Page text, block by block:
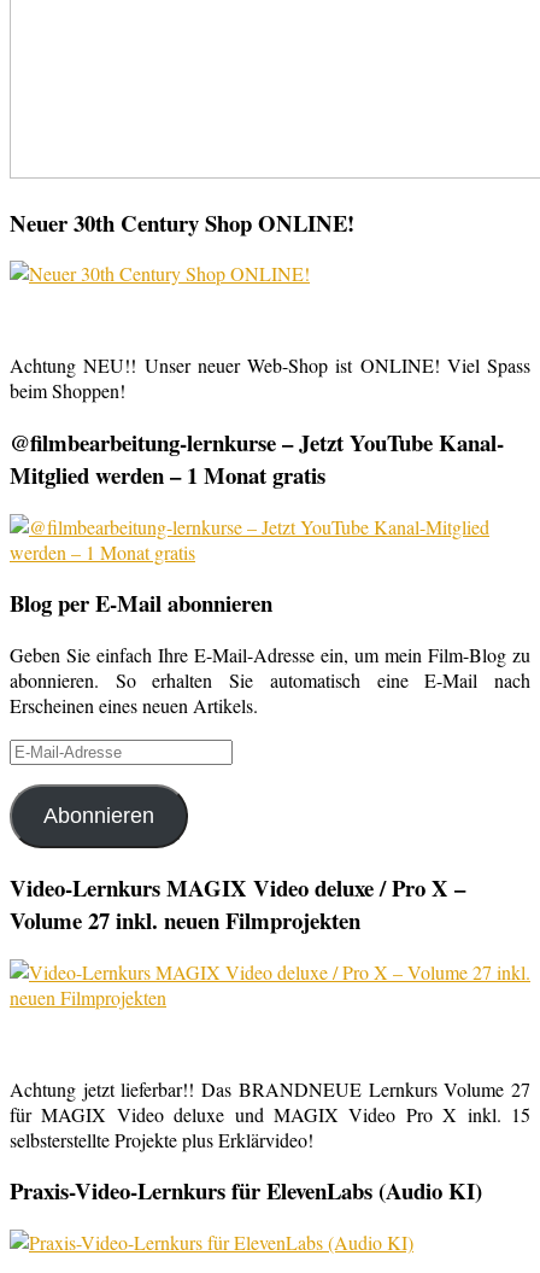
Neuer 30th Century Shop ONLINE!
Achtung NEU!! Unser neuer Web-Shop ist ONLINE! Viel Spass
beim Shoppen!
@filmbearbeitung-lernkurse – Jetzt YouTube Kanal-
Mitglied werden – 1 Monat gratis
Blog per E-Mail abonnieren
Geben Sie einfach Ihre E-Mail-Adresse ein, um mein Film-Blog zu
abonnieren. So erhalten Sie automatisch eine E-Mail nach
Erscheinen eines neuen Artikels.
E-
Adresse
Abonnieren
Video-Lernkurs MAGIX Video deluxe / Pro X –
Volume 27 inkl. neuen Filmprojekten
Achtung jetzt lieferbar!! Das BRANDNEUE Lernkurs Volume 27
für MAGIX Video deluxe und MAGIX Video Pro X inkl. 15
selbsterstellte Projekte plus Erklärvideo!
Praxis-Video-Lernkurs für ElevenLabs (Audio KI)